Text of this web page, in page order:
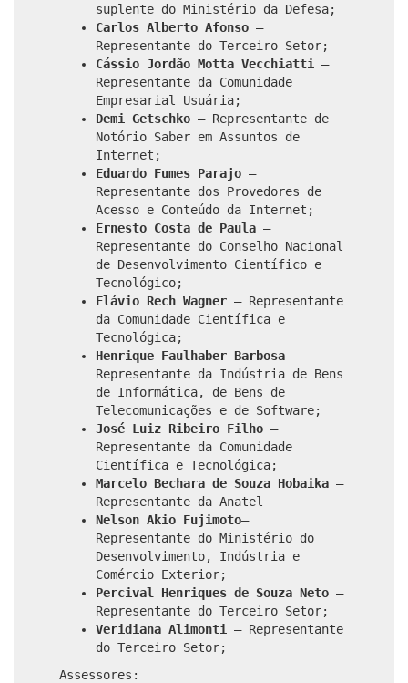
suplente do Ministério da Defesa;
Carlos Alberto Afonso –
Representante do Terceiro Setor;
Cássio Jordão Motta Vecchiatti –
Representante da Comunidade
Empresarial Usuária;
Demi Getschko – Representante de
Notório Saber em Assuntos de
Internet;
Eduardo Fumes Parajo –
Representante dos Provedores de
Acesso e Conteúdo da Internet;
Ernesto Costa de Paula –
Representante do Conselho Nacional
de Desenvolvimento Científico e
Tecnológico;
Flávio Rech Wagner – Representante
da Comunidade Científica e
Tecnológica;
Henrique Faulhaber Barbosa –
Representante da Indústria de Bens
de Informática, de Bens de
Telecomunicações e de Software;
José Luiz Ribeiro Filho –
Representante da Comunidade
Científica e Tecnológica;
Marcelo Bechara de Souza Hobaika –
Representante da Anatel
Nelson Akio Fujimoto–
Representante do Ministério do
Desenvolvimento, Indústria e
Comércio Exterior;
Percival Henriques de Souza Neto –
Representante do Terceiro Setor;
Veridiana Alimonti
– Representante
do Terceiro Setor;
Assessores: